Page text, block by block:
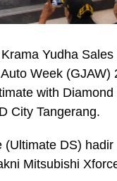
Yudha
Week (GJAW)
with
City Tangerang.
DS)
Mitsubishi